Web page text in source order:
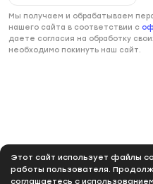
Этот сайт использует файлы
работы пользователя.
соглашаетесь с
Мы получаем и обрабатываем
нашего сайта в соответствии с
даете согласия на обработку
необходимо покинуть наш сайт.